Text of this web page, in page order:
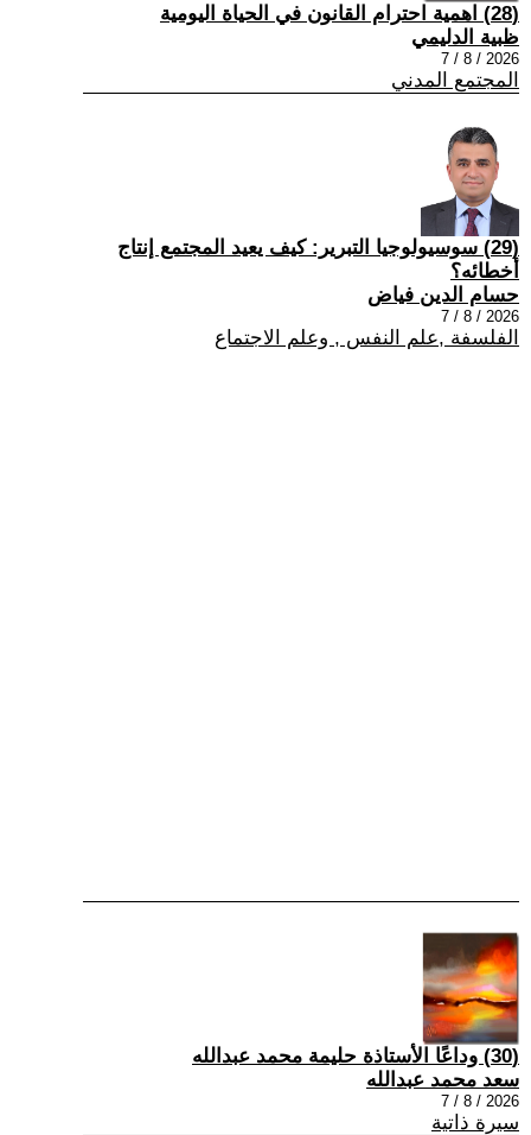
(28) اهمية احترام القانون في الحياة اليومية
ظبية الدليمي
2026 / 8 / 7
المجتمع المدني
(29) سوسيولوجيا التبرير: كيف يعيد المجتمع إنتاج
أخطائه؟
حسام الدين فياض
2026 / 8 / 7
الفلسفة ,علم النفس , وعلم الاجتماع
(30) وداعًا الأستاذة حليمة محمد عبدالله
سعد محمد عبدالله
2026 / 8 / 7
سيرة ذاتية